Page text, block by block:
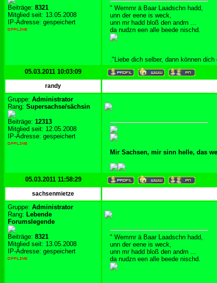
Beiträge: 8321
Mitglied seit: 13.05.2008
IP-Adresse: gespeichert
" Wemmr ä Baar Laadschn hadd,
unn der eene is weck,
unn mr hadd bloß den andrn ...
da nudzn een alle beede nischd.
."Liebe dich selber, dann können dich
05.03.2011 10:03:09
randy
Gruppe: Administrator
Rang: Supersachse/sächsin
Beiträge: 12313
Mitglied seit: 12.05.2008
IP-Adresse: gespeichert
Mir Sachsen, mir sinn helle, das
05.03.2011 11:58:29
sachsenmietze
Gruppe: Administrator
Rang: Lebende
Forumslegende
Beiträge: 8321
Mitglied seit: 13.05.2008
IP-Adresse: gespeichert
" Wemmr ä Baar Laadschn hadd,
unn der eene is weck,
unn mr hadd bloß den andrn ...
da nudzn een alle beede nischd.